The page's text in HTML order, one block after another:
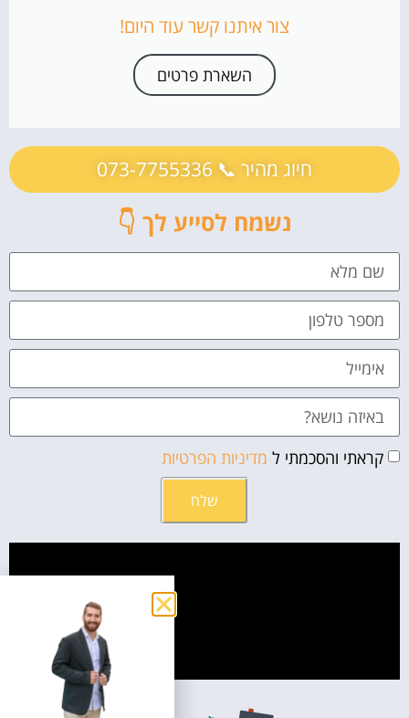
צור איתנו קשר עוד היום!
השארת פרטים
חיוג מהיר 📞 073-7755336
נשמח לסייע לך 👇
קראתי והסכמתי ל מדיניות הפרטיות
שלח